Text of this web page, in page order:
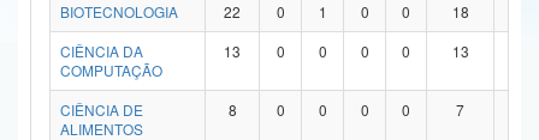
Advocacia-Geral da União
Banco Central do Brasil
BIOTECNOLOGIA
22 0 1 0 0 18
CIÊNCIA DA
COMPUTAÇÃO
13 0 0 0 0 13
CIÊNCIA DE
ALIMENTOS
8 0 0 0 0 7